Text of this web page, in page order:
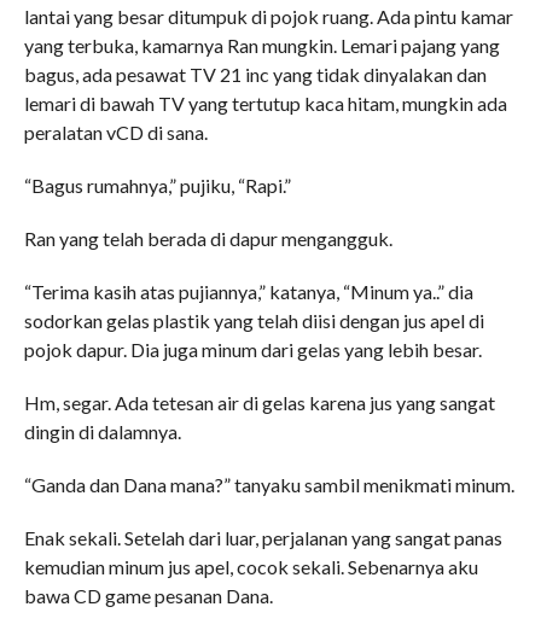
lantai yang besar ditumpuk di pojok ruang. Ada pintu kamar
yang terbuka, kamarnya Ran mungkin. Lemari pajang yang
bagus, ada pesawat TV 21 inc yang tidak dinyalakan dan
lemari di bawah TV yang tertutup kaca hitam, mungkin ada
peralatan vCD di sana.
“Bagus rumahnya,” pujiku, “Rapi.”
Ran yang telah berada di dapur mengangguk.
“Terima kasih atas pujiannya,” katanya, “Minum ya..” dia
sodorkan gelas plastik yang telah diisi dengan jus apel di
pojok dapur. Dia juga minum dari gelas yang lebih besar.
Hm, segar. Ada tetesan air di gelas karena jus yang sangat
dingin di dalamnya.
“Ganda dan Dana mana?” tanyaku sambil menikmati minum.
Enak sekali. Setelah dari luar, perjalanan yang sangat panas
kemudian minum jus apel, cocok sekali. Sebenarnya aku
bawa CD game pesanan Dana.